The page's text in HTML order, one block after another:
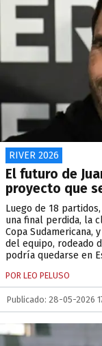
RIVER 2026
El futuro de
proyecto que
Luego de 18
una final perdida, la
Copa
del equipo, rodeado
podría quedarse en
POR LEO PELUSO
Publicado: 28-05-2026